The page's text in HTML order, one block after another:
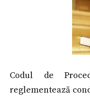
Codul de
reglementează